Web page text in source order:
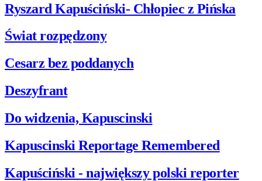
Ryszard Kapuściński- Chłopiec z Pińska
Świat rozpędzony
Cesarz bez poddanych
Deszyfrant
Do widzenia, Kapuscinski
Kapuscinski Reportage Remembered
Kapuściński - największy polski reporter